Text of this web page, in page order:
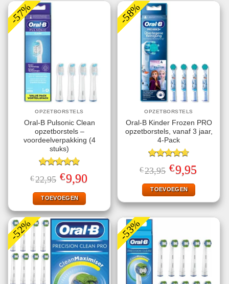
-57%
OPZETBORSTELS
Oral-B Pulsonic Clean
opzetborstels –
voordeelverpakking (4
stuks)
Gewaardeerd
4.87uit 5
€22,95 Oorspronkelijke
prijs
was:
€22,95.
€9,90Huidige
prijs
TOEVOEGEN
-58%
OPZETBORSTELS
Oral-B Kinder Frozen PRO
opzetborstels, vanaf 3 jaar,
4-Pack
Gewaardeerd
4.67uit 5
€23,95 Oorspronkelijke
prijs
was:
€23,95.
€9,95prijs
TOEVOEGEN
-52% -53%